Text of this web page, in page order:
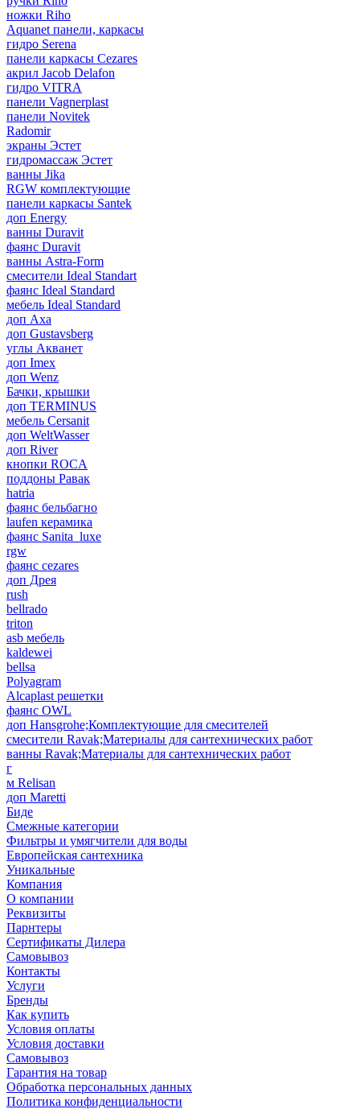
ножки Riho
Aquanet панели, каркасы
гидро Serena
панели каркасы Cezares
акрил Jacob Delafon
гидро VITRA
панели Vagnerplast
панели Novitek
Radomir
экраны Эстет
гидромассаж Эстет
ванны Jika
RGW комплектующие
панели каркасы Santek
доп Energy
ванны Duravit
фаянс Duravit
ванны Astra-Form
смесители Ideal Standart
фаянс Ideal Standard
мебель Ideal Standard
доп Axa
доп Gustavsberg
углы Акванет
доп Imex
доп Wenz
Бачки, крышки
доп TERMINUS
мебель Cersanit
доп WeltWasser
доп River
кнопки ROCA
поддоны Равак
hatria
фаянс бельбагно
laufen керамика
фаянс Sanita_luxe
rgw
фаянс cezares
доп Дрея
rush
bellrado
triton
asb мебель
kaldewei
bellsa
Polyagram
Alcaplast решетки
фаянс OWL
доп Hansgrohe;Комплектующие для смесителей
смесители Ravak;Материалы для сантехнических работ
ванны Ravak;Материалы для сантехнических работ
г
м Relisan
доп Maretti
Биде
Смежные категории
Фильтры и умягчители для воды
Европейская сантехника
Уникальные
Компания
О компании
Реквизиты
Парнтеры
Сертификаты Дилера
Самовывоз
Контакты
Услуги
Бренды
Как купить
Условия оплаты
Условия доставки
Самовывоз
Гарантия на товар
Обработка персональных данных
Политика конфиденциальности